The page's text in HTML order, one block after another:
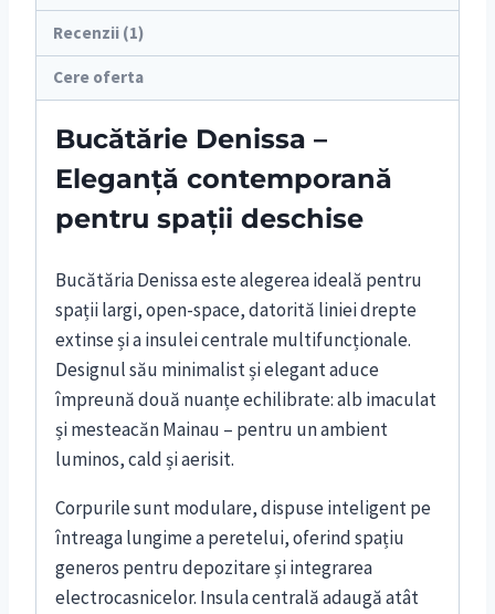
Recenzii (1)
Cere oferta
Bucătărie Denissa –
Eleganță contemporană
pentru spații deschise
Bucătăria Denissa este alegerea ideală pentru
spații largi, open-space, datorită liniei drepte
extinse și a insulei centrale multifuncționale.
Designul său minimalist și elegant aduce
împreună două nuanțe echilibrate: alb imaculat
și mesteacăn Mainau – pentru un ambient
luminos, cald și aerisit.
Corpurile sunt modulare, dispuse inteligent pe
întreaga lungime a peretelui, oferind spațiu
generos pentru depozitare și integrarea
electrocasnicelor. Insula centrală adaugă atât